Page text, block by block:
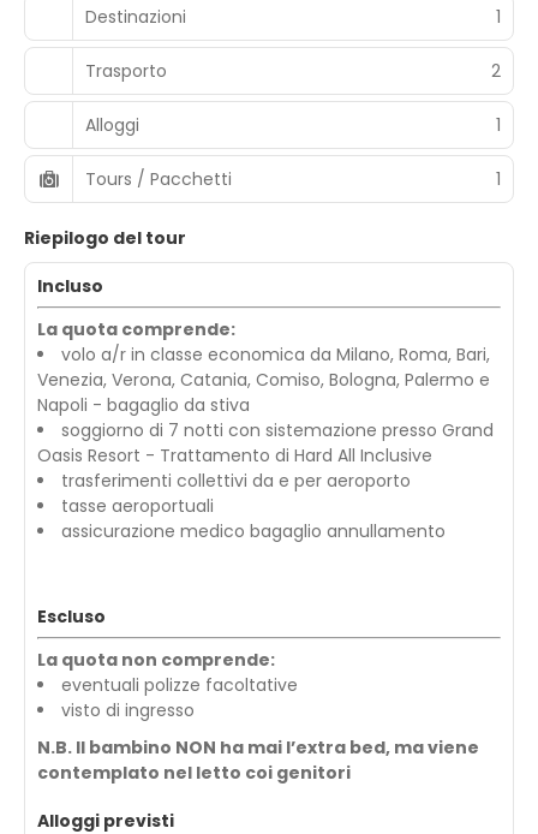
Destinazioni
1
Trasporto 2
Alloggi 1
Tours / Pacchetti 1
Riepilogo del tour
Incluso
La quota comprende:
volo a/r in classe economica da Milano, Roma, Bari,
Venezia, Verona, Catania, Comiso, Bologna, Palermo e
Napoli - bagaglio da stiva
soggiorno di 7 notti con sistemazione presso Grand
Oasis Resort - Trattamento di Hard All Inclusive
trasferimenti collettivi da e per aeroporto
tasse aeroportuali
assicurazione medico bagaglio annullamento
Escluso
La quota non comprende:
eventuali polizze facoltative
visto di ingresso
N.B. Il bambino NON ha mai l’extra bed, ma viene
contemplato nel letto coi genitori
Alloggi previsti